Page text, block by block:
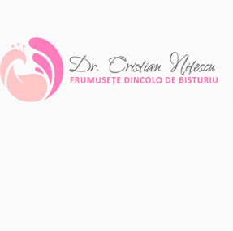
conținut